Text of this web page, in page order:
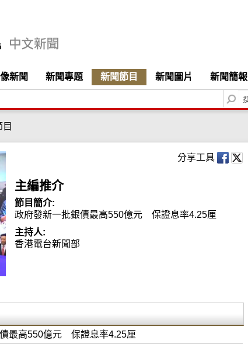
新聞 新聞專題 新聞節目 新聞圖片 新聞簡報
S
e
c
h
分享工具
主編推介
節目簡介:
政府發新一批銀債最高550億元　保證息率4.25厘
主持人:
香港電台新聞部
最高550億元 保證息率4.25厘